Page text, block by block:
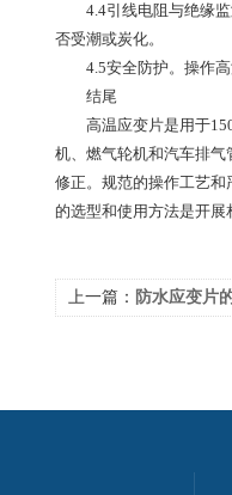
4.4引线电阻与绝缘监
否受潮或炭化。
4.5安全防护。操作高
结尾
高温应变片是用于150
机、燃气轮机和汽车排
修正。规范的操作工艺
的选型和使用方法是开
上一篇： 防水应变片的